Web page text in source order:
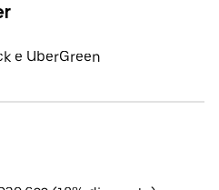
e UberGreen